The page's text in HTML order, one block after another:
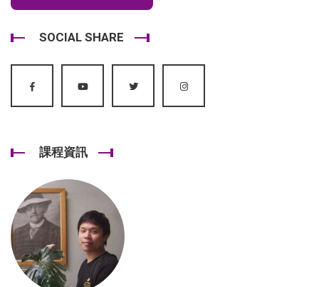
SOCIAL SHARE
課程資訊